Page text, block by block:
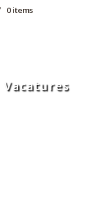
0 items
Vacatures